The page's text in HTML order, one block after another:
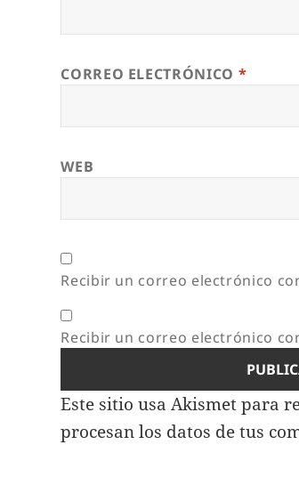
CORREO ELECTRÓNICO *
WEB
Recibir un correo electrónico
Recibir un correo electrónico
Este sitio usa Akismet para
procesan los datos de tus